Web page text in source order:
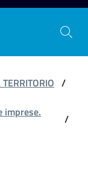
/
imprese.
/